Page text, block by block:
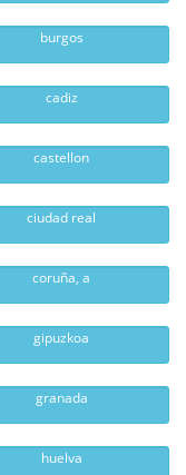
burgos
cadiz
castellon
ciudad real
coruña, a
gipuzkoa
granada
huelva